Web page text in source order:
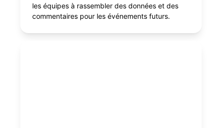
les équipes à rassembler des données et des
commentaires pour les événements futurs.